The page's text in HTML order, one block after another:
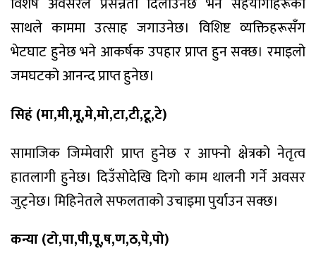
साथले काममा उत्साह जगाउनेछ। विशिष्ट व्यक्तिहरूसँग
भेटघाट हुनेछ भने आकर्षक उपहार प्राप्त हुन सक्छ। रमाइलो
जमघटको आनन्द प्राप्त हुनेछ।
सिहं (मा,मी,मू,मे,मो,टा,टी,टू,टे)
सामाजिक जिम्मेवारी प्राप्त हुनेछ र आफ्नो क्षेत्रको नेतृत्व
हातलागी हुनेछ। दिउँसोदेखि दिगो काम थालनी गर्ने अवसर
जुट्नेछ। मिहिनेतले सफलताको उचाइमा पुर्याउन सक्छ।
कन्या (टो,पा,पी,पू,ष,ण,ठ,पे,पो)